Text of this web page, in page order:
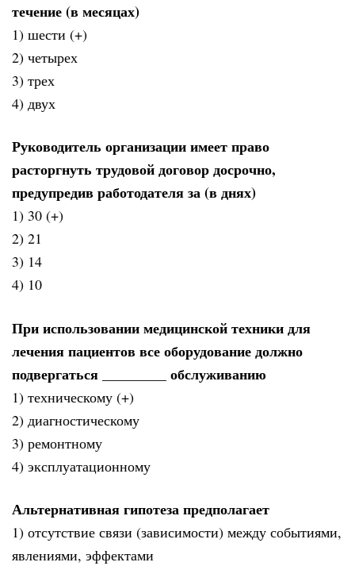
течение (в месяцах)
1) шести (+)
2) четырех
3) трех
4) двух
Руководитель организации имеет право
расторгнуть трудовой договор досрочно,
предупредив работодателя за (в днях)
1) 30 (+)
2) 21
3) 14
4) 10
При использовании медицинской техники для
лечения пациентов все оборудование должно
подвергаться _________ обслуживанию
1) техническому (+)
2) диагностическому
3) ремонтному
4) эксплуатационному
Альтернативная гипотеза предполагает
1) отсутствие связи (зависимости) между событиями,
явлениями, эффектами